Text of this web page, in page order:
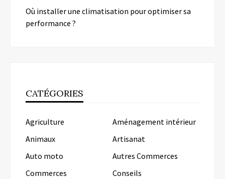
Où installer une climatisation pour optimiser sa
performance ?
CATÉGORIES
Agriculture
Aménagement intérieur
Animaux
Artisanat
Auto moto
Autres Commerces
Commerces
Conseils